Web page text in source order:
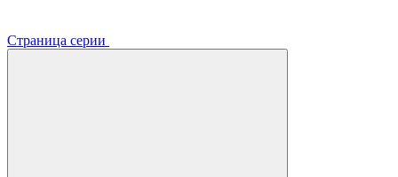
Страница серии